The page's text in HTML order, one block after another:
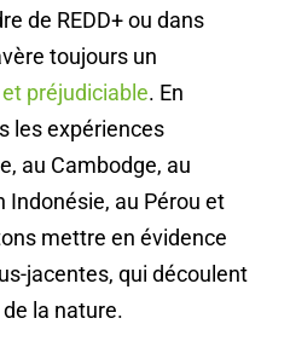
de REDD+ ou dans
toujours un
préjudiciable. En
les expériences
au Cambodge, au
Indonésie, au Pérou et
mettre en évidence
jacentes, qui découlent
la nature.